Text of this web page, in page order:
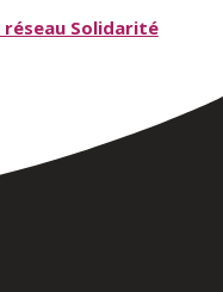
Solidarité